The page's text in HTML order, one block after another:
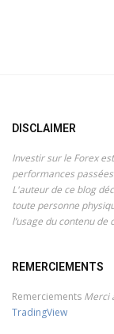
DISCLAIMER
Investir sur le Forex
performances
L'auteur de ce blog
toute personne
l’usage du contenu de
REMERCIEMENTS
Remerciements Merci
TradingView